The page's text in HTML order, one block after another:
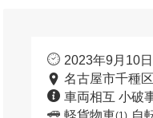
2023年9月10
名古屋市千種
車両相互 小破
軽貨物車(1) 自